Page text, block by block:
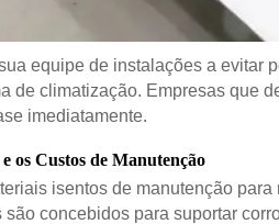
equipe de instalações a
de climatização. Empresas que
imediatamente.
os Custos de Manutenção
isentos de manutenção
concebidos para suportar